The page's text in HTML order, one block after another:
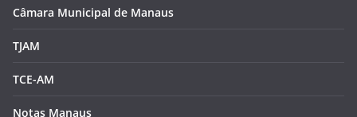
Câmara Municipal de Manaus
TJAM
TCE-AM
Notas Manaus